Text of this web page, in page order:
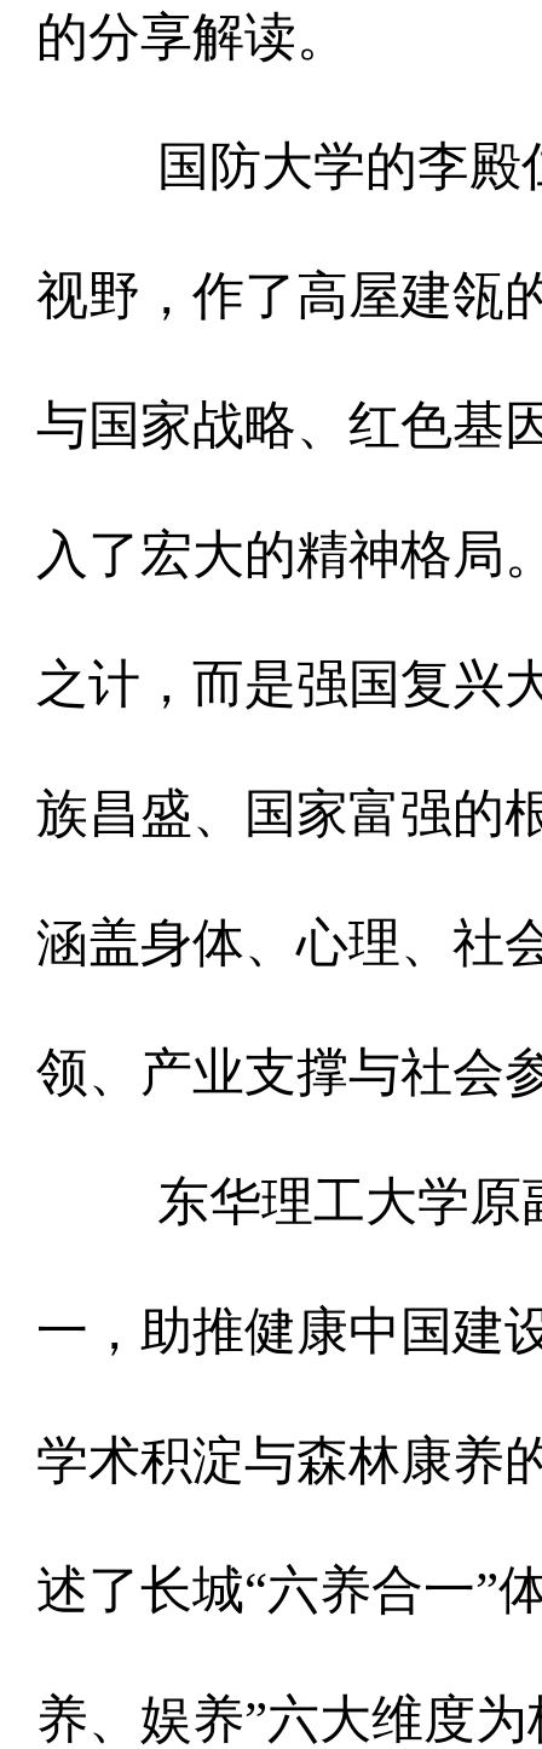
的分享解读。
国防大学的李
视野，作了高屋建瓴
与国家战略、红色基
入了宏大的精神格局
之计，而是强国复兴
族昌盛、国家富强的
涵盖身体、心理、社
领、产业支撑与社会
东华理工大学
一，助推健康中国建
学术积淀与森林康养
述了长城“六养合一”
养、娱养”六大维度